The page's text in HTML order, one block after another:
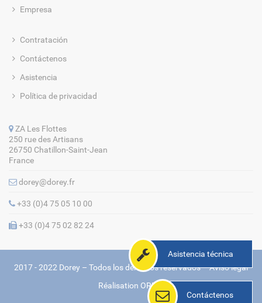
Empresa
Contratación
Contáctenos
Asistencia
Política de privacidad
ZA Les Flottes
250 rue des Artisans
26750 Chatillon-Saint-Jean
France
dorey@dorey.fr
+33 (0)4 75 05 10 00
+33 (0)4 75 02 82 24
Contáctenos
Asistencia técnica
2017 - 2022 Dorey – Todos los derechos reservados –Aviso legal
Réalisation ORMA